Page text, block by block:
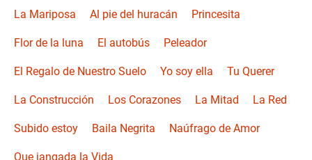
La Mariposa Al pie del huracán Princesita
Flor de la luna El autobús Peleador
El Regalo de Nuestro Suelo Yo soy ella Tu Querer
La Construcción Los Corazones La Mitad La Red
Subido estoy Baila Negrita Naúfrago de Amor
Que jangada la Vida